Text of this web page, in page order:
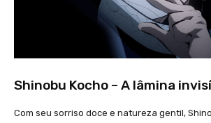
Shinobu Kocho – A lâmina
Com seu sorriso doce e natureza gentil,